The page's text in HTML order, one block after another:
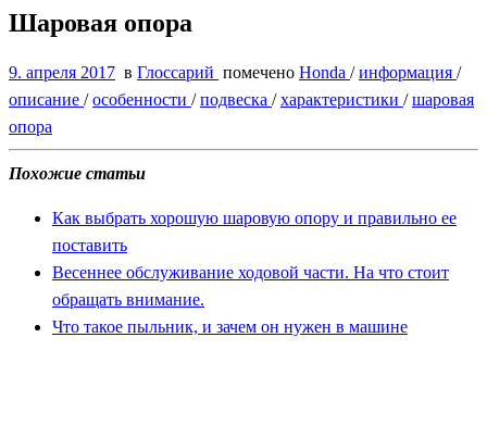
Шаровая опора
9. апреля 2017 в Глоссарий помечено Honda /информация /
описание /особенности /подвеска /характеристики /шаровая
опора
Похожие статьи
Как выбрать хорошую шаровую опору и правильно ее
поставить
Весеннее обслуживание ходовой части. На что стоит
обращать внимание.
Что такое пыльник, и зачем он нужен в машине